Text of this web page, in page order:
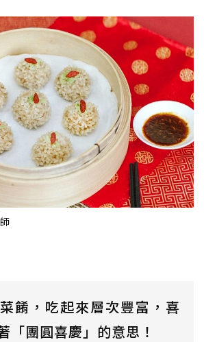
餚，吃起來層次豐富，喜
「團圓喜慶」的意思！